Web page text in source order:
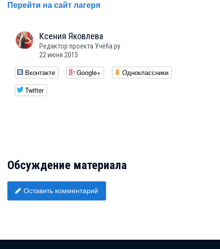
Перейти на сайт лагеря
Ксения Яковлева
Редактор проекта Учёба.ру
22 июня 2015
Вконтакте Google+
Одноклассники
Twitter
Обсуждение материала
Оставить комментарий